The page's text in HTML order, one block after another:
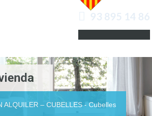
93 895 14 86
ALQUILER – CUBELLES - Cubelles